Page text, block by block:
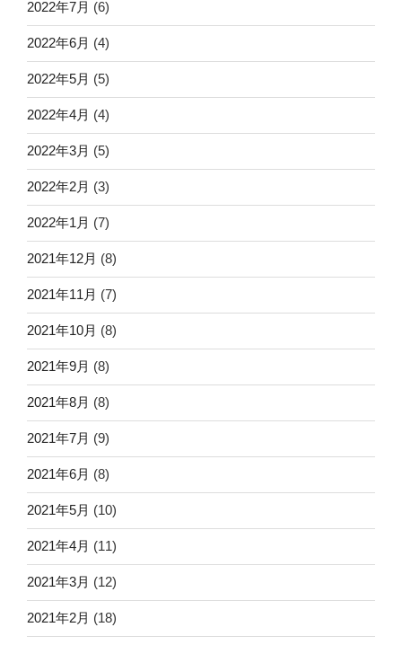
2022年7月 (6)
2022年6月 (4)
2022年5月 (5)
2022年4月 (4)
2022年3月 (5)
2022年2月 (3)
2022年1月 (7)
2021年12月 (8)
2021年11月 (7)
2021年10月 (8)
2021年9月 (8)
2021年8月 (8)
2021年7月 (9)
2021年6月 (8)
2021年5月 (10)
2021年4月 (11)
2021年3月 (12)
2021年2月 (18)